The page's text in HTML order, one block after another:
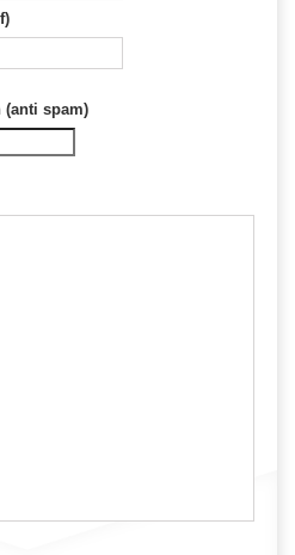
spam)